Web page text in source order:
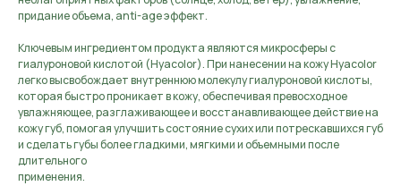
придание объема, anti-age эффект.
Ключевым ингредиентом продукта являются микросферы с
гиалуроновой кислотой (Hyacolor). При нанесении на кожу Hyacolor
легко высвобождает внутреннюю молекулу гиалуроновой кислоты,
которая быстро проникает в кожу, обеспечивая превосходное
увлажняющее, разглаживающее и восстанавливающее действие на
кожу губ, помогая улучшить состояние сухих или потрескавшихся губ
и сделать губы более гладкими, мягкими и объемными после
длительного
применения.